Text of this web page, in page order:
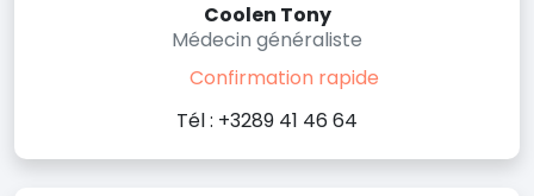
Coolen Tony
Médecin généraliste
Confirmation rapide
Tél : +3289 41 46 64